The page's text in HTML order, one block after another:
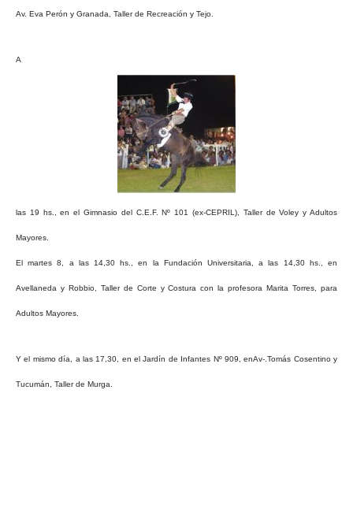
Av. Eva Perón y Granada, Taller de Recreación y Tejo.
A
las 19 hs., en el Gimnasio del C.E.F. Nº 101 (ex-CEPRIL), Taller de Voley y Adultos
Mayores.
El martes 8, a las 14,30 hs., en la Fundación Universitaria, a las 14,30 hs., en
Avellaneda y Robbio, Taller de Corte y Costura con la profesora Marita Torres, para
Adultos Mayores.
Y el mismo día, a las 17,30, en el Jardín de Infantes Nº 909, enAv-.Tomás Cosentino y
Tucumán, Taller de Murga.